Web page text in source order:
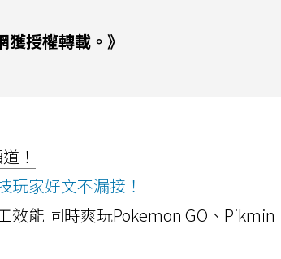
獲授權轉載。》
！
玩家好文不漏接！
效能 同時爽玩Pokemon GO、Pikmin